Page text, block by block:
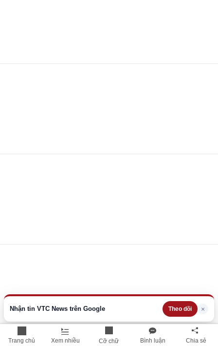
Trang chủ Xem nhiều Cỡ chữ Bình luận Chia sẻ
Nhận tin VTC News trên Google Theo dõi ×